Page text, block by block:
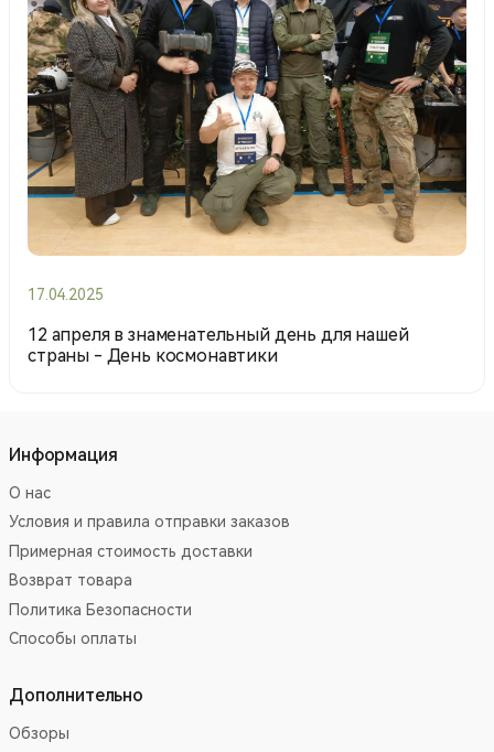
17.04.2025
12 апреля в знаменательный день для нашей
страны - День космонавтики
Информация
О нас
Условия и правила отправки заказов
Примерная стоимость доставки
Возврат товара
Политика Безопасности
Способы оплаты
Дополнительно
Обзоры